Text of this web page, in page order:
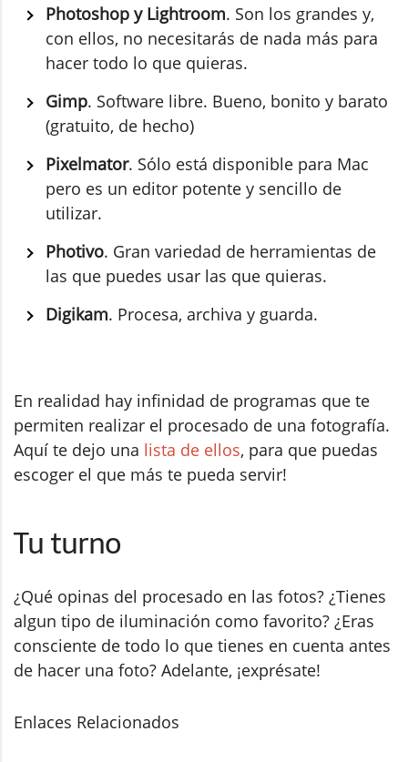
Photoshop y Lightroom. Son los grandes y,
con ellos, no necesitarás de nada más para
hacer todo lo que quieras.
Gimp. Software libre. Bueno, bonito y barato
(gratuito, de hecho)
Pixelmator. Sólo está disponible para Mac
pero es un editor potente y sencillo de
utilizar.
Photivo. Gran variedad de herramientas de
las que puedes usar las que quieras.
Digikam. Procesa, archiva y guarda.
En realidad hay infinidad de programas que te
permiten realizar el procesado de una fotografía.
Aquí te dejo una lista de ellos, para que puedas
escoger el que más te pueda servir!
Tu turno
¿Qué opinas del procesado en las fotos? ¿Tienes
algun tipo de iluminación como favorito? ¿Eras
consciente de todo lo que tienes en cuenta antes
de hacer una foto? Adelante, ¡exprésate!
Enlaces Relacionados